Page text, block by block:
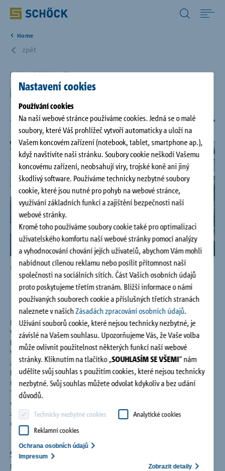
Nastavení cookies
Používání cookies
Na naší webové stránce používáme cookies. Jedná se o malé
soubory, které Váš prohlížeč vytvoří automaticky a uloží na
Vašem koncovém zařízení (notebook, tablet, smartphone ap.),
když navštívíte naši stránku. Soubory cookie neškodí Vašemu
koncovému zařízení, neobsahují viry, trojské koně ani jiný
škodlivý software. Používáme technicky nezbytné soubory
cookie, které jsou nutné pro pohyb na webové stránce,
využívání základních funkcí a zajištění bezpečnosti naší
webové stránky.
Kromě toho používáme soubory cookie také pro optimalizaci
uživatelského komfortu naší webové stránky pomocí analýzy
a vyhodnocování chování jejích uživatelů, abychom Vám mohli
nabídnout cílenou reklamu nebo posílit přítomnost naší
společnosti na sociálních sítích. Část Vašich osobních údajů
proto poskytujeme třetím stranám. Bližší informace o námi
používaných souborech cookie a příslušných třetích stranách
naleznete v našichZásadách zpracování osobních údajů.
Užívání souborů cookie, které nejsou technicky nezbytné, je
závislé na Vašem souhlasu. Upozorňujeme Vás, že Vaše volba
může ovlivnit použitelnost některých funkcí naší webové
stránky. Kliknutím na tlačítko „SOUHLASÍM SE VŠEMI“ nám
udělíte svůj souhlas s použitím cookies, které nejsou technicky
nezbytné. Svůj souhlas můžete odvolat kdykoliv a bez udání
důvodů.
Technicky nezbytné cookies
Analytické cookies
Reklamní cookies
Ochrana osobních údajû
Impresum
Zobrazit detaily
Produkty
Digitální řešení
Download
Servis
Referenční projekty
Společnost
Kontakt
Czech Republic (CZ) Čeština
Home
zpět
Praha 6 - Střešovice, CZ
Maison Ořechovka
Vizualizace exterieru
Komplex viladomů na hranici západní části Ořechovky s
Veleslavínem představuje klidné bydlení ve velmi atraktivní
lokalitě nedaleko Hradčan.
V osmi pětipodlažních objektech jsou situovány byty od 1+kk
až po střešní penthousy s dispozicí 6+kk. Byty disponují
balkóny nebo lodžiemi a v nejvyšších podlažích prostornými
terasami.
Tým známého pražského ateliéru QARTA architektura pod
vedením Jiřího Řezáka a Davida Wittasska jednak vkusně
zasadil koncept do nezaměnitelného prostředí a zároveň
navrhl energeticky úsporné a kvalitní bydlení.
Sídlo
Na Dračkách, Praha